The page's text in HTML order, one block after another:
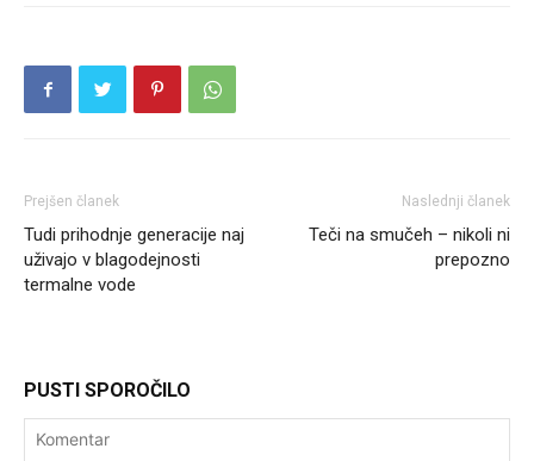
Prejšen članek
Tudi prihodnje generacije naj
uživajo v blagodejnosti
termalne vode
Naslednji članek
Teči na smučeh – nikoli ni
prepozno
PUSTI SPOROČILO